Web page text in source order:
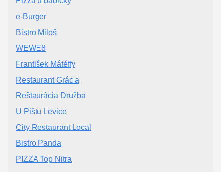
e-Burger
Bistro Miloš
WEWE8
František Mátéffy
Restaurant Grácia
Reštaurácia Družba
U Pištu Levice
City Restaurant Local
Bistro Panda
PIZZA Top Nitra